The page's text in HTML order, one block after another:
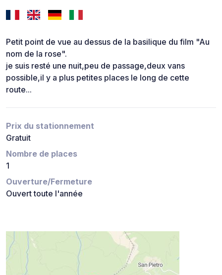
Petit point de vue au dessus de la basilique du film "Au
nom de la rose".
je suis resté une nuit,peu de passage,deux vans
possible,il y a plus petites places le long de cette
route...
Prix du stationnement
Gratuit
Nombre de places
1
Ouverture/Fermeture
Ouvert toute l'année